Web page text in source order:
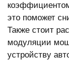
это поможет
Также стоит
модуляции
устройству